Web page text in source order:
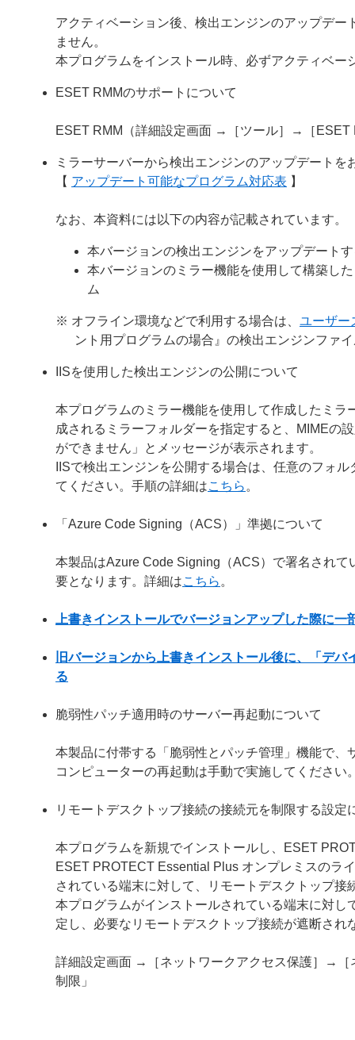
アクティベーション後、検出エンジンのアップデ
ません。
本プログラムをインストール時、必ずアクティベ
ESET RMMのサポートについて
ESET RMM（詳細設定画面 →［ツール］→［ESET
ミラーサーバーから検出エンジンのアップデート
【 アップデート可能なプログラム対応表 】
なお、本資料には以下の内容が記載されています。
本バージョンの検出エンジンをアップデート
本バージョンのミラー機能を使用して構築し
ム
※ オフライン環境などで利用する場合は、 ユーザー
ント用プログラムの場合』の検出エンジンファ
IISを使用した検出エンジンの公開について
本プログラムのミラー機能を使用して作成したミ
成されるミラーフォルダーを指定すると、MIMEの
ができません」とメッセージが表示されます。
IISで検出エンジンを公開する場合は、任意のフォ
てください。手順の詳細はこちら 。
「Azure Code Signing（ACS）」準拠について
本製品はAzure Code Signing（ACS）で署名され
要となります。詳細はこちら 。
上書きインストールでバージョンアップした際に一
旧バージョンから上書きインストール後に、「デ
る
脆弱性パッチ適用時のサーバー再起動について
本製品に付帯する「脆弱性とパッチ管理」機能で、
コンピューターの再起動は手動で実施してください
リモートデスクトップ接続の接続元を制限する設定
本プログラムを新規でインストールし、ESET
ESET PROTECT Essential Plus オンプレミスのラ
されている端末に対して、リモートデスクトップ
本プログラムがインストールされている端末に対
定し、必要なリモートデスクトップ接続が遮断され
詳細設定画面 →［ネットワークアクセス保護］→
制限」